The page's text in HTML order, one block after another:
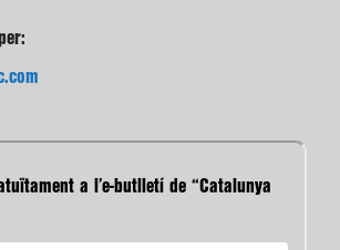
a l’e-butlletí de “Catalunya